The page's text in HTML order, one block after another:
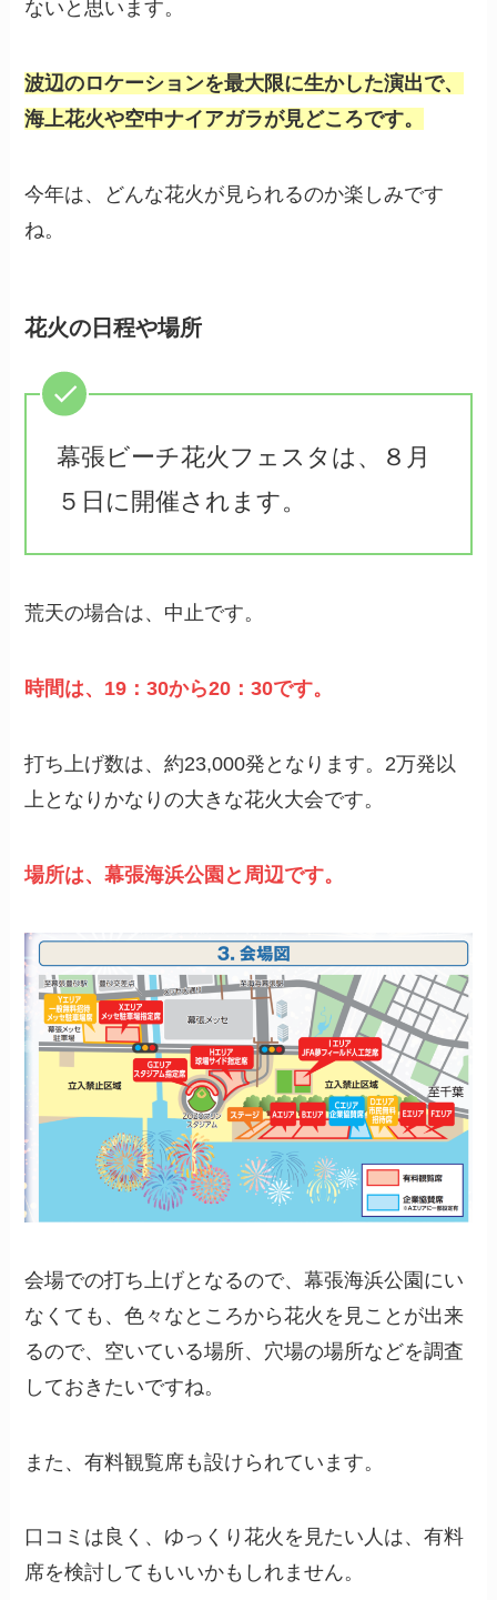
ないと思います。
波辺のロケーションを最大限に生かした演出で、
海上花火や空中ナイアガラが見どころです。
今年は、どんな花火が見られるのか楽しみです
ね。
花火の日程や場所
幕張ビーチ花火フェスタは、８月
５日に開催されます。
荒天の場合は、中止です。
時間は、19：30から20：30です。
打ち上げ数は、約23,000発となります。2万発以
上となりかなりの大きな花火大会です。
場所は、幕張海浜公園と周辺です。
会場での打ち上げとなるので、幕張海浜公園にい
なくても、色々なところから花火を見ことが出来
るので、空いている場所、穴場の場所などを調査
しておきたいですね。
また、有料観覧席も設けられています。
口コミは良く、ゆっくり花火を見たい人は、有料
席を検討してもいいかもしれません。